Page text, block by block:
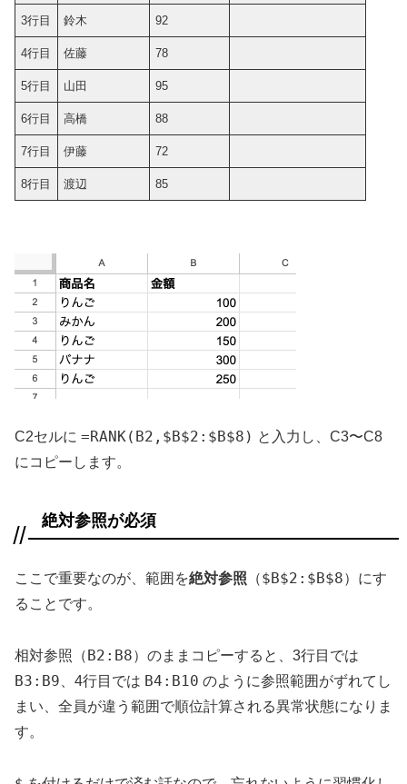
3行目 鈴木 92
4行目 佐藤 78
5行目 山田 95
6行目 高橋 88
7行目 伊藤 72
8行目 渡辺 85
C2セルに =RANK(B2,$B$2:$B$8) と入力し、C3〜C8
にコピーします。
絶対参照が必須
ここで重要なのが、範囲を絶対参照 （$B$2:$B$8）にす
ることです。
相対参照（B2:B8）のままコピーすると、3行目では
B3:B9 、4行目では B4:B10 のように参照範囲がずれてし
まい、全員が違う範囲で順位計算される異常状態になりま
す。